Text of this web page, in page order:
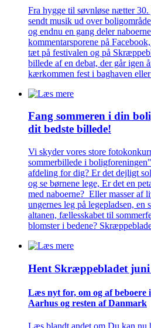
Fra hygge til søvnløse nætter
sendt musik ud over
og endnu en gang deler
kommentarsporene på
tæt på festivalen og på
billede af en debat, der går igen
kærkommen fest i baghaven
Fang sommeren i din
dit bedste billede!
Vi skyder vores store
sommerbillede i
afdeling for dig? Er det dejligt
og se børnene lege, Er det en
med naboerne? Eller masser af
ungernes leg på legepladsen, en
altanen, fællesskabet til
blomster i bedene?
Hent Skræppe­bladet juni
Læs nyt for, om og af
Aarhus og resten af Danmark